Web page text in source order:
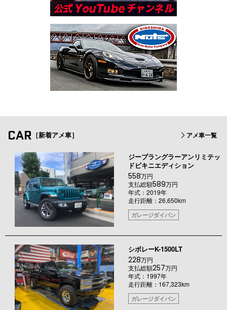
CAR ［新着アメ車］ アメ車一覧
ジープラングラーアンリミテッ
ドビキニエディション
558万円
支払総額589万円
年式：2019年
走行距離：26,650km
ガレージダイバン
シボレーK-1500LT
228万円
支払総額257万円
年式：1997年
走行距離：167,323km
ガレージダイバン